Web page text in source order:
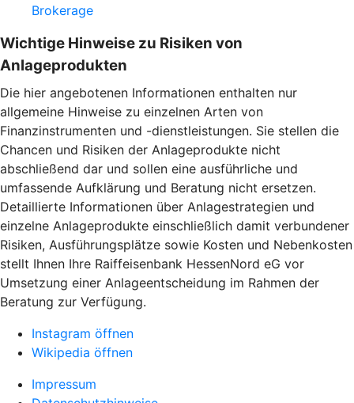
Brokerage
Wichtige Hinweise zu Risiken von
Anlageprodukten
Die hier angebotenen Informationen enthalten nur
allgemeine Hinweise zu einzelnen Arten von
Finanzinstrumenten und -dienstleistungen. Sie stellen die
Chancen und Risiken der Anlageprodukte nicht
abschließend dar und sollen eine ausführliche und
umfassende Aufklärung und Beratung nicht ersetzen.
Detaillierte Informationen über Anlagestrategien und
einzelne Anlageprodukte einschließlich damit verbundener
Risiken, Ausführungsplätze sowie Kosten und Nebenkosten
stellt Ihnen Ihre Raiffeisenbank HessenNord eG vor
Umsetzung einer Anlageentscheidung im Rahmen der
Beratung zur Verfügung.
Instagram öffnen
Wikipedia öffnen
Impressum